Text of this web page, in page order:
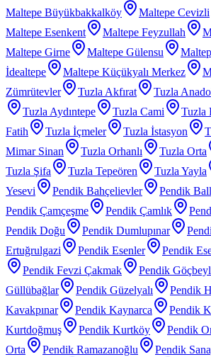
Maltepe Büyükbakkalköy
Maltepe Cevizli
Maltepe Esenkent
Maltepe Feyzullah
Maltepe Girne
Maltepe Gülensu
İdealtepe
Maltepe Küçükyalı Merkez
Zümrütevler
Tuzla Akfırat Tuzla
Tuzla Aydıntepe
Tuzla Cami Tuzla
Fatih
Tuzla İçmeler Tuzla İstasyon
Mimar Sinan
Tuzla Orhanlı Tuzla Orta
Tuzla Şifa
Tuzla Tepeören Tuzla Yayla
Yesevi
Pendik Bahçelievler Pendik
Pendik Çamçeşme
Pendik Çamlık
Pendik Doğu
Pendik Dumlupınar
Ertuğrulgazi
Pendik Esenler Pendik
Pendik Fevzi Çakmak
Pendik
Güllübağlar
Pendik Güzelyalı Pendik
Kavakpınar
Pendik Kaynarca Pendik
Kurtdoğmuş
Pendik Kurtköy Pendik
Orta
Pendik Ramazanoğlu Pendik